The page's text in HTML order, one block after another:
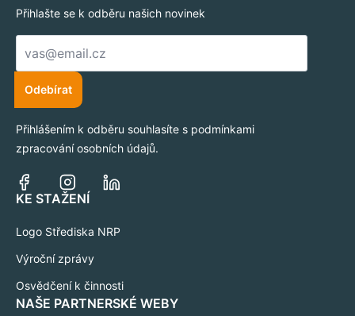
Přihlašte se k odběru našich novinek
E-
mail
Odebírat
Přihlášením k odběru souhlasíte s podmínkami
zpracování osobních údajů.
KE STAŽENÍ
Logo Střediska NRP
Výroční zprávy
Osvědčení k činnosti
NAŠE PARTNERSKÉ WEBY